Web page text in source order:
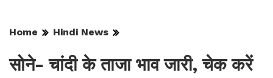
Home Hindi News
सोने- चांदी के ताजा भाव जारी, चेक करें